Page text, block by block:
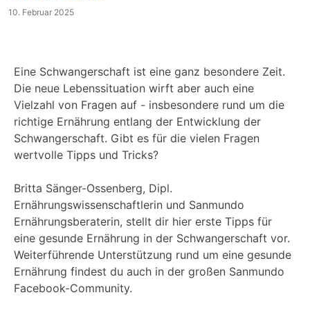
10. Februar 2025
Eine Schwangerschaft ist eine ganz besondere Zeit.
Die neue Lebenssituation wirft aber auch eine
Vielzahl von Fragen auf - insbesondere rund um die
richtige Ernährung entlang der Entwicklung der
Schwangerschaft. Gibt es für die vielen Fragen
wertvolle Tipps und Tricks?
Britta Sänger-Ossenberg, Dipl.
Ernährungswissenschaftlerin und Sanmundo
Ernährungsberaterin, stellt dir hier erste Tipps für
eine gesunde Ernährung in der Schwangerschaft vor.
Weiterführende Unterstützung rund um eine gesunde
Ernährung findest du auch in der großen Sanmundo
Facebook-Community.